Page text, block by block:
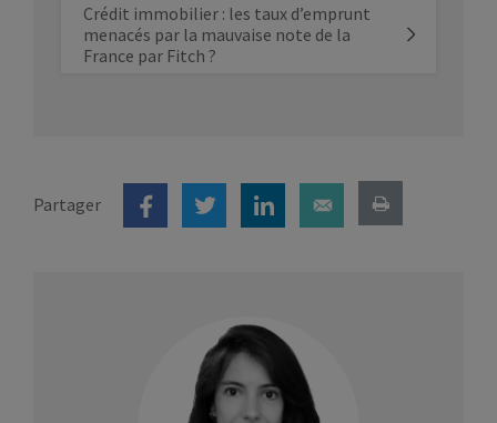
Crédit immobilier : les taux d’emprunt
menacés par la mauvaise note de la
France par Fitch ?
Partager